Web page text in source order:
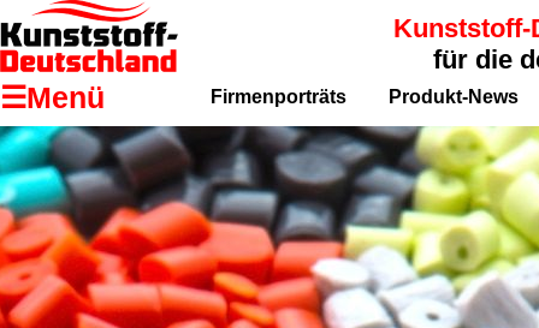
Kunststoff-
für die
☰Menü Firmenporträts Produkt-News